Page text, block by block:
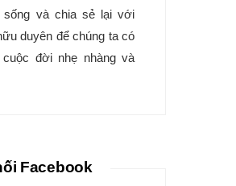
sống và chia sẻ lại với
duyên để chúng ta có
đời nhẹ nhàng và
Facebook